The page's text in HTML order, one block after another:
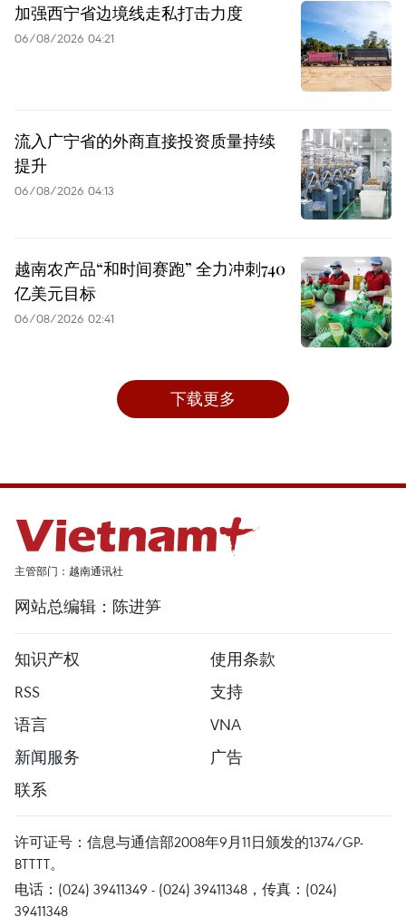
加强西宁省边境线走私打击力度
06/08/2026 04:21
流入广宁省的外商直接投资质量持续
提升
06/08/2026 04:13
越南农产品“和时间赛跑” 全力冲刺740
亿美元目标
06/08/2026 02:41
下载更多
主管部门：越南通讯社
网站总编辑：陈进笋
知识产权
使用条款
RSS
支持
语言
VNA
新闻服务
广告
联系
许可证号：信息与通信部2008年9月11日颁发的1374/GP-
BTTTT。
电话：(024) 39411349 - (024) 39411348，传真：(024)
39411348